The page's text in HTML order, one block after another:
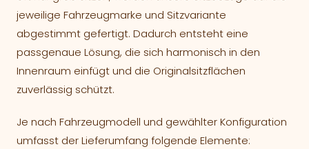
jeweilige Fahrzeugmarke und Sitzvariante
abgestimmt gefertigt. Dadurch entsteht eine
passgenaue Lösung, die sich harmonisch in den
Innenraum einfügt und die Originalsitzflächen
zuverlässig schützt.
Je nach Fahrzeugmodell und gewählter Konfiguration
umfasst der Lieferumfang folgende Elemente: